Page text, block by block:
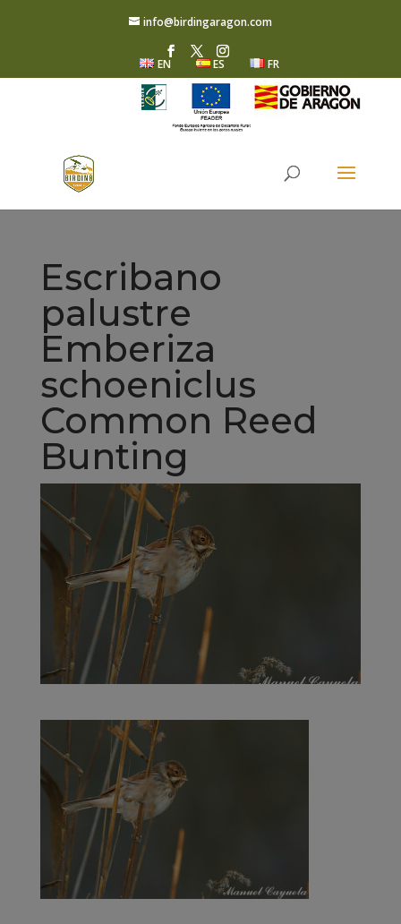
info@birdingaragon.com
EN ES FR
Escribano
palustre
Emberiza
schoeniclus
Common Reed
Bunting